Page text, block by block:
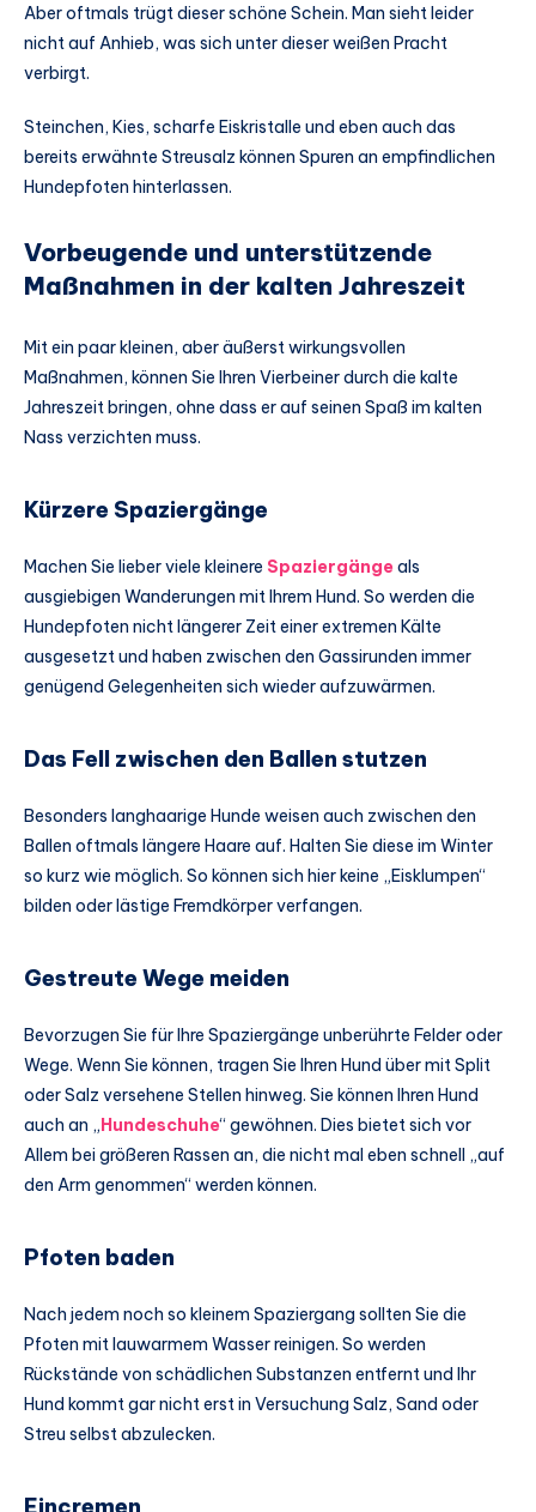
Aber oftmals trügt dieser schöne Schein. Man sieht leider
nicht auf Anhieb, was sich unter dieser weißen Pracht
verbirgt.
Steinchen, Kies, scharfe Eiskristalle und eben auch das
bereits erwähnte Streusalz können Spuren an empfindlichen
Hundepfoten hinterlassen.
Vorbeugende und unterstützende
Maßnahmen in der kalten Jahreszeit
Mit ein paar kleinen, aber äußerst wirkungsvollen
Maßnahmen, können Sie Ihren Vierbeiner durch die kalte
Jahreszeit bringen, ohne dass er auf seinen Spaß im kalten
Nass verzichten muss.
Kürzere Spaziergänge
Machen Sie lieber viele kleinere Spaziergänge als
ausgiebigen Wanderungen mit Ihrem Hund. So werden die
Hundepfoten nicht längerer Zeit einer extremen Kälte
ausgesetzt und haben zwischen den Gassirunden immer
genügend Gelegenheiten sich wieder aufzuwärmen.
Das Fell zwischen den Ballen stutzen
Besonders langhaarige Hunde weisen auch zwischen den
Ballen oftmals längere Haare auf. Halten Sie diese im Winter
so kurz wie möglich. So können sich hier keine „Eisklumpen“
bilden oder lästige Fremdkörper verfangen.
Gestreute Wege meiden
Bevorzugen Sie für Ihre Spaziergänge unberührte Felder oder
Wege. Wenn Sie können, tragen Sie Ihren Hund über mit Split
oder Salz versehene Stellen hinweg. Sie können Ihren Hund
auch an „Hundeschuhe“ gewöhnen. Dies bietet sich vor
Allem bei größeren Rassen an, die nicht mal eben schnell „auf
den Arm genommen“ werden können.
Pfoten baden
Nach jedem noch so kleinem Spaziergang sollten Sie die
Pfoten mit lauwarmem Wasser reinigen. So werden
Rückstände von schädlichen Substanzen entfernt und Ihr
Hund kommt gar nicht erst in Versuchung Salz, Sand oder
Streu selbst abzulecken.
Eincremen